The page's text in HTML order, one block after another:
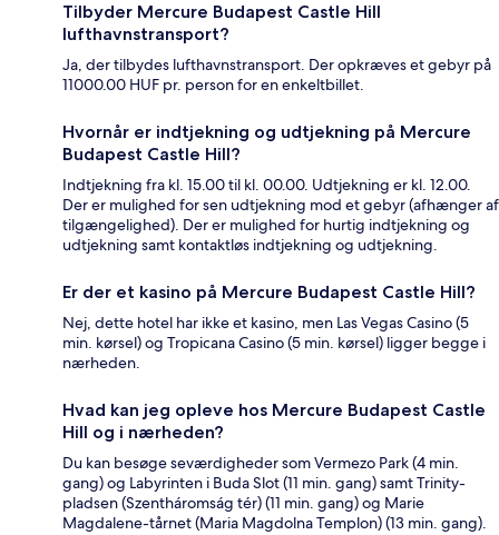
Tilbyder Mercure Budapest Castle Hill
lufthavnstransport?
Ja, der tilbydes lufthavnstransport. Der opkræves et gebyr på
11000.00 HUF pr. person for en enkeltbillet.
Hvornår er indtjekning og udtjekning på Mercure
Budapest Castle Hill?
Indtjekning fra kl. 15.00 til kl. 00.00. Udtjekning er kl. 12.00.
Der er mulighed for sen udtjekning mod et gebyr (afhænger af
tilgængelighed). Der er mulighed for hurtig indtjekning og
udtjekning samt kontaktløs indtjekning og udtjekning.
Er der et kasino på Mercure Budapest Castle Hill?
Nej, dette hotel har ikke et kasino, men Las Vegas Casino (5
min. kørsel) og Tropicana Casino (5 min. kørsel) ligger begge i
nærheden.
Hvad kan jeg opleve hos Mercure Budapest Castle
Hill og i nærheden?
Du kan besøge seværdigheder som Vermezo Park (4 min.
gang) og Labyrinten i Buda Slot (11 min. gang) samt Trinity-
pladsen (Szentháromság tér) (11 min. gang) og Marie
Magdalene-tårnet (Maria Magdolna Templon) (13 min. gang).